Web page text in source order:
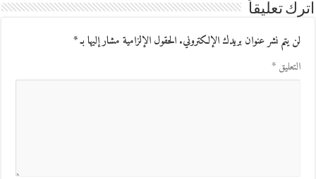
اترك تعليقاً
لن يتم نشر عنوان بريدك الإلكتروني.الحقول الإلزامية مشار إليها بـ*
التعليق*